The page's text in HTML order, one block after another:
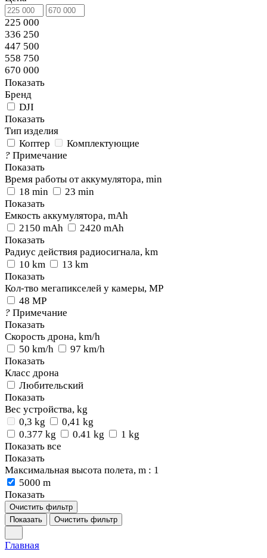
225 000
336 250
447 500
558 750
670 000
Показать
Бренд
DJI
Показать
Тип изделия
Коптер
Комплектующие
? Примечание
Показать
Время работы от аккумулятора, min
18 min
23 min
Показать
Емкость аккумулятора, mAh
2150 mAh
2420 mAh
Показать
Радиус действия радиосигнала, km
10 km
13 km
Показать
Кол-тво мегапикселей у камеры, MP
48 MP
? Примечание
Показать
Скорость дрона, km/h
50 km/h
97 km/h
Показать
Класс дрона
Любительский
Показать
Вес устройства, kg
0,3 kg
0,41 kg
0.377 kg
0.41 kg
1 kg
Показать все
Показать
Максимальная высота полета, m : 1
5000 m
Показать
Очистить фильтр
Показать
Очистить фильтр
Главная